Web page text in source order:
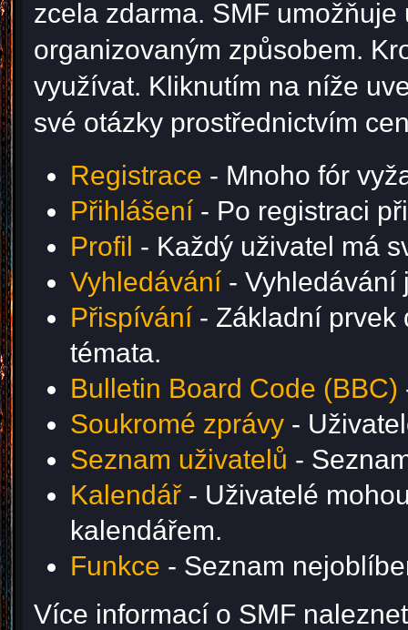
zcela zdarma. SMF
organizovaným způsobem.
využívat. Kliknutím na níže
své otázky prostřednictvím
Registrace - Mnoho fór
Přihlášení - Po registraci
Profil - Každý uživatel má
Vyhledávání - Vyhledávání
Přispívání - Základní prvek
témata.
Bulletin Board Code (BBC)
Soukromé zprávy -
Seznam uživatelů -
Kalendář- Uživatelé
kalendářem.
Funkce - Seznam
Více informací o SMF